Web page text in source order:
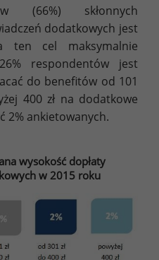
(66%) skłonnych
dodatkowych jest
ten cel maksymalnie
respondentów jest
do benefitów od 101
400 zł na dodatkowe
2% ankietowanych.
wysokość dopłaty
w 2015 roku